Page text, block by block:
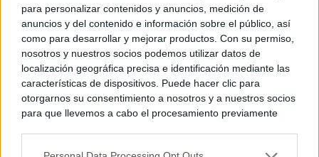
para personalizar contenidos y anuncios, medición de
anuncios y del contenido e información sobre el público, así
como para desarrollar y mejorar productos. Con su permiso,
nosotros y nuestros socios podemos utilizar datos de
localización geográfica precisa e identificación mediante las
características de dispositivos. Puede hacer clic para
otorgarnos su consentimiento a nosotros y a nuestros socios
para que llevemos a cabo el procesamiento previamente